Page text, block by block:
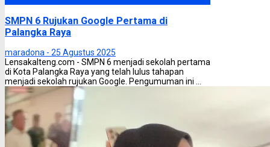
SMPN 6 Rujukan Google Pertama di
Palangka Raya
maradona - 25 Agustus 2025
Lensakalteng.com - SMPN 6 menjadi sekolah pertama
di Kota Palangka Raya yang telah lulus tahapan
menjadi sekolah rujukan Google. Pengumuman ini ...